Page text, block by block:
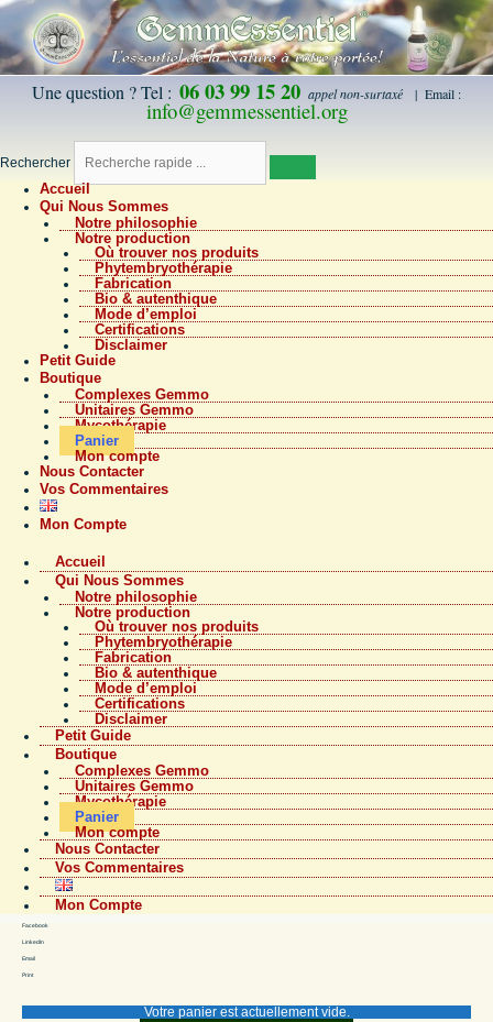
Une question ? Tel : 06 03 99 15 20 appel non-surtaxé | Email :
info@gemmessentiel.org
Rechercher
Accueil
Qui Nous Sommes
Notre philosophie
Notre production
Où trouver nos produits
Phytembryothérapie
Fabrication
Bio & autenthique
Mode d’emploi
Certifications
Disclaimer
Petit Guide
Boutique
Complexes Gemmo
Unitaires Gemmo
Mycothérapie
Panier
Mon compte
Nous Contacter
Vos Commentaires
Mon Compte
Accueil
Qui Nous Sommes
Notre philosophie
Notre production
Où trouver nos produits
Phytembryothérapie
Fabrication
Bio & autenthique
Mode d’emploi
Certifications
Disclaimer
Petit Guide
Boutique
Complexes Gemmo
Unitaires Gemmo
Mycothérapie
Panier
Mon compte
Nous Contacter
Vos Commentaires
Mon Compte
Facebook
LinkedIn
Email
Print
Votre panier est actuellement vide.